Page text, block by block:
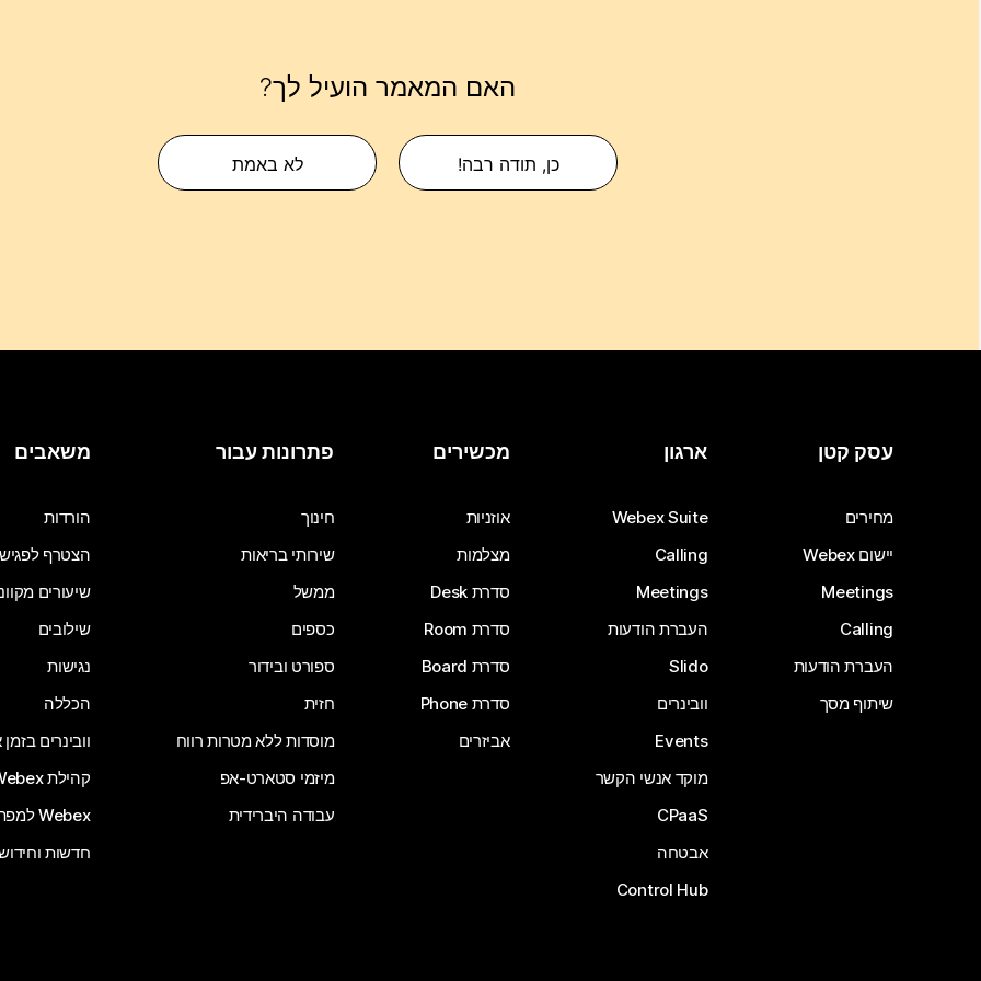
האם המאמר הועיל לך?
כן, תודה רבה! לא באמת
עסק קטן
מחירים
יישום Webex
Meetings
Calling
העברת הודעות
שיתוף מסך
ארגון
Webex Suite
Calling
Meetings
העברת הודעות
Slido
וובינרים
Events
מוקד אנשי הקשר
CPaaS
אבטחה
Control Hub
מכשירים
אוזניות
מצלמות
סדרת Desk
סדרת Room
סדרת Board
סדרת Phone
אביזרים
פתרונות עבור
חינוך
שירותי בריאות
ממשל
כספים
ספורט ובידור
חזית
מוסדות ללא מטרות רווח
מיזמי סטארט-אפ
עבודה היברידית
משאבים
הורדות
הצטרף
שיעורים
שילובים
נגישות
הכללה
וובינרים
קהילת Webex
Webex למפתחים
חדשות